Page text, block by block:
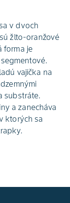
v dvoch
žlto-oranžové
forma je
vajíčka na
substráte.
a zanecháva
ktorých sa